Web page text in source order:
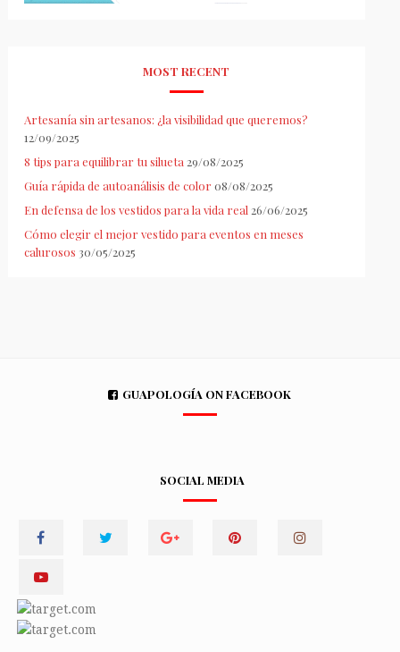
MOST RECENT
Artesanía sin artesanos: ¿la visibilidad que queremos?
12/09/2025
8 tips para equilibrar tu silueta 29/08/2025
Guía rápida de autoanálisis de color 08/08/2025
En defensa de los vestidos para la vida real 26/06/2025
Cómo elegir el mejor vestido para eventos en meses
calurosos 30/05/2025
GUAPOLOGÍA ON FACEBOOK
SOCIAL MEDIA